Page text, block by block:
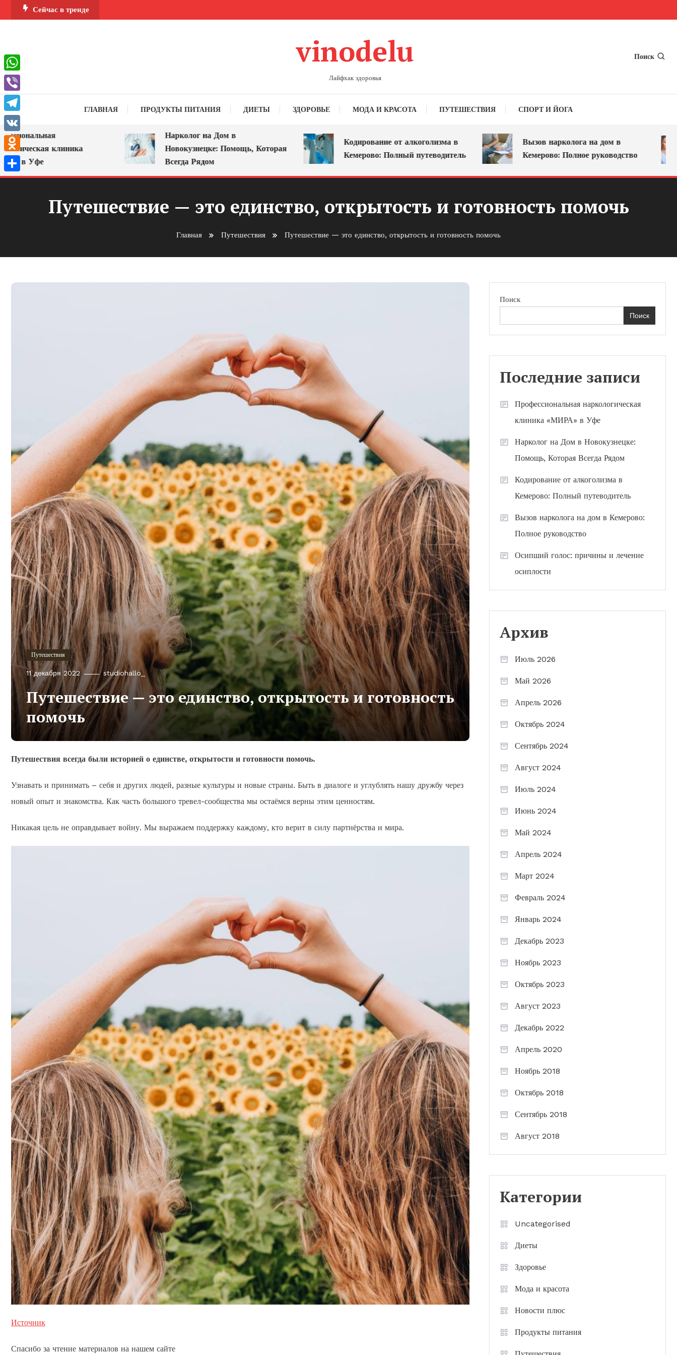
Перейти
к
Сейчас в тренде
vinodelu
Лайфхак здоровья
Поиск
ГЛАВНАЯ ПРОДУКТЫ ПИТАНИЯ ДИЕТЫ ЗДОРОВЬЕ МОДА И КРАСОТА ПУТЕШЕСТВИЯ СПОРТ И ЙОГА
клиника
Нарколог на Дом в
Новокузнецке: Помощь, Которая
Всегда Рядом
Кодирование от алкоголизма в
Кемерово: Полный путеводитель
Вызов нарколога на дом в
Кемерово: Полное руководство
Путешествие — это единство, открытость и готовность помочь
Главная Путешествия Путешествие — это единство, открытость и готовность помочь
Путешествия
11 декабря 2022 studiohallo_
Путешествие — это единство, открытость и готовность
помочь
Путешествия всегда были историей о единстве, открытости и готовности помочь.
Узнавать и принимать – себя и других людей, разные культуры и новые страны. Быть в диалоге и углублять нашу дружбу через
новый опыт и знакомства. Как часть большого тревел-сообщества мы остаёмся верны этим ценностям.
Никакая цель не оправдывает войну. Мы выражаем поддержку каждому, кто верит в силу партнёрства и мира.
Источник
Спасибо за чтение материалов на нашем сайте
Поиск
Поиск
Последние записи
Профессиональная наркологическая
клиника «МИРА» в Уфе
Нарколог на Дом в Новокузнецке:
Помощь, Которая Всегда Рядом
Кодирование от алкоголизма в
Кемерово: Полный путеводитель
Вызов нарколога на дом в Кемерово:
Полное руководство
Осипший голос: причины и лечение
осиплости
Архив
Июль 2026
Май 2026
Апрель 2026
Октябрь 2024
Сентябрь 2024
Август 2024
Июль 2024
Июнь 2024
Май 2024
Апрель 2024
Март 2024
Февраль 2024
Январь 2024
Декабрь 2023
Ноябрь 2023
Октябрь 2023
Август 2023
Декабрь 2022
Апрель 2020
Ноябрь 2018
Октябрь 2018
Сентябрь 2018
Август 2018
Категории
Uncategorised
Диеты
Здоровье
Мода и красота
Новости плюс
Продукты питания
WhatsApp
Viber
Telegram
VK
Odnoklassniki
Отправить